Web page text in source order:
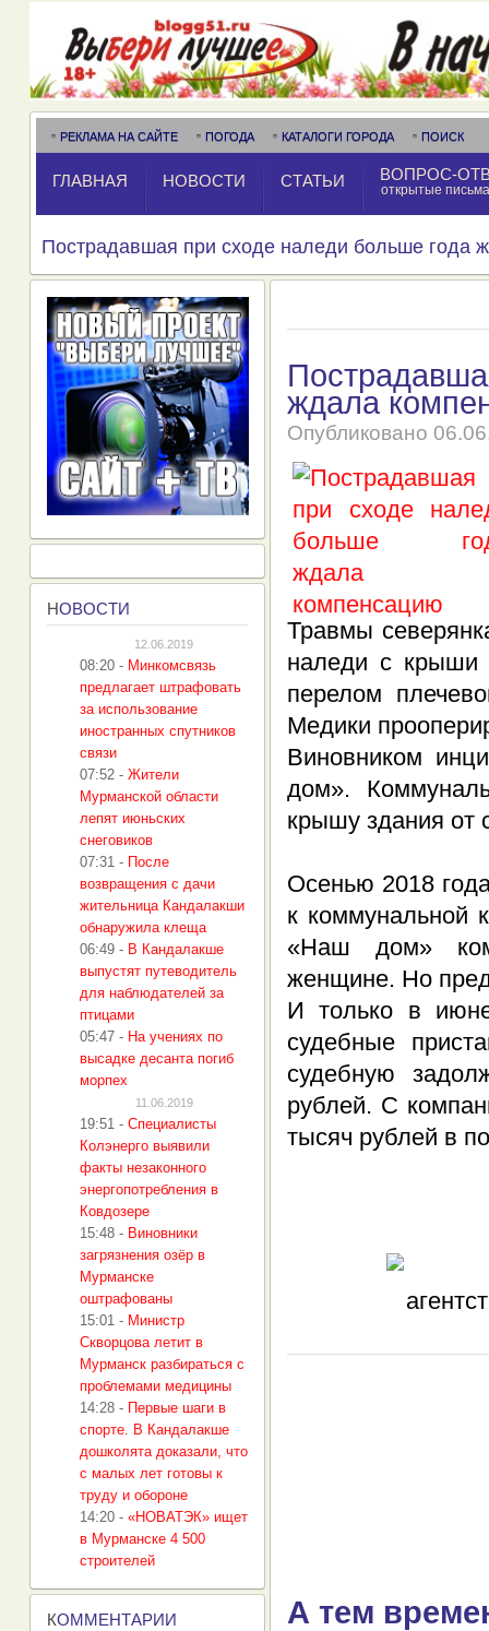
РЕКЛАМА НА САЙТЕ ПОГОДА КАТАЛОГИ ГОРОДА ПОИСК
ГЛАВНАЯ НОВОСТИ СТАТЬИ ВОПРОС-
открытые письма
Пострадавшая при сходе наледи больше года
ждала
Опубликовано
Травмы
наледи с крыши
перелом
Медики
Виновником
дом».
крышу здания от
Осенью 2018
к коммунальной
«Наш дом»
женщине. Но
И только в
судебные
судебную
рублей. С
тысяч рублей в
А тем
НОВОСТИ
12.06.2019
08:20 - Минкомсвязь
предлагает штрафовать
за использование
иностранных спутников
связи
07:52 - Жители
Мурманской области
лепят июньских
снеговиков
07:31 - После
возвращения с дачи
жительница Кандалакши
обнаружила клеща
06:49 - В Кандалакше
выпустят путеводитель
для наблюдателей за
птицами
05:47 - На учениях по
высадке десанта погиб
морпех
11.06.2019
19:51 - Специалисты
Колэнерго выявили
факты незаконного
энергопотребления в
Ковдозере
15:48 - Виновники
загрязнения озёр в
Мурманске
оштрафованы
15:01 - Министр
Скворцова летит в
Мурманск разбираться с
проблемами медицины
14:28 - Первые шаги в
спорте. В Кандалакше
дошколята доказали, что
с малых лет готовы к
труду и обороне
14:20 - «НОВАТЭК» ищет
в Мурманске 4 500
строителей
КОММЕНТАРИИ